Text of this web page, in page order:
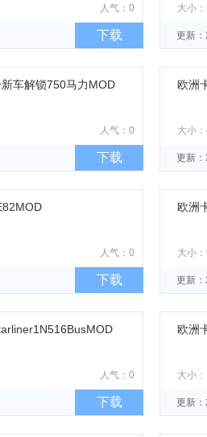
人气：0
下载
大小
更新
车解锁750马力MOD
人气：0
下载
欧洲
大小
更新
人气：0
下载
欧洲
大小
更新
人气：0
下载
欧洲
大小
更新